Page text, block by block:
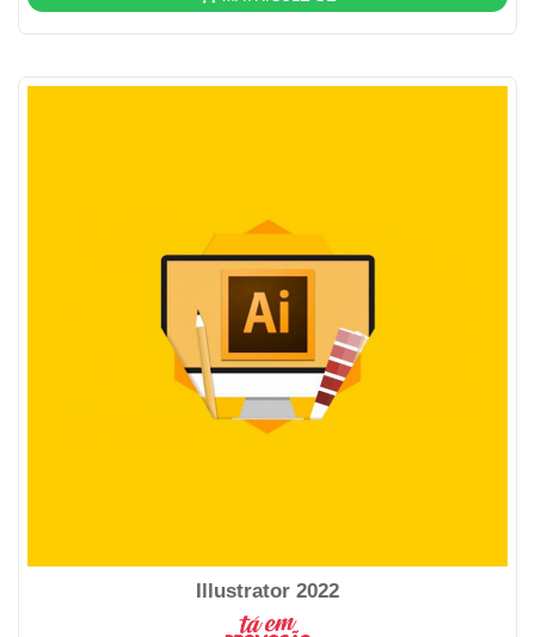
Illustrator 2022